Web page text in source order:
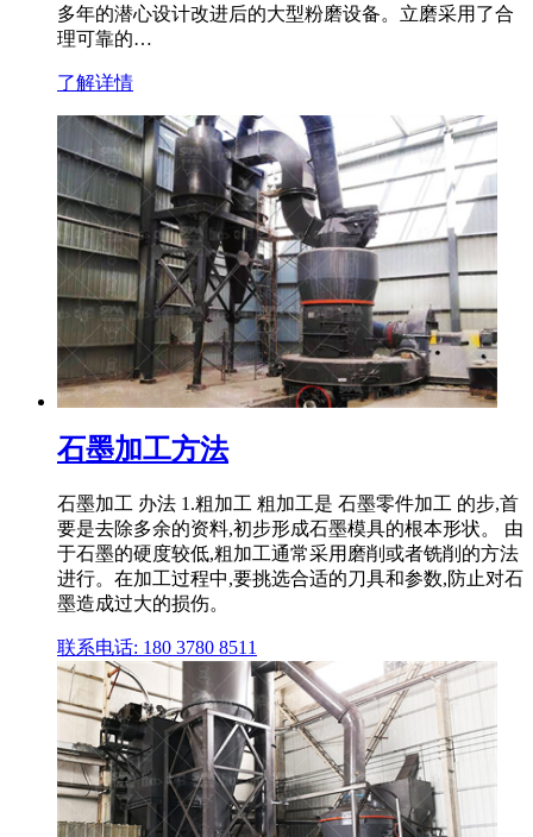
多年的潜心设计改进后的大型粉磨设备。立磨采用了合
理可靠的…
了解详情
石墨加工方法
石墨加工 办法 1.粗加工 粗加工是 石墨零件加工 的步,首
要是去除多余的资料,初步形成石墨模具的根本形状。 由
于石墨的硬度较低,粗加工通常采用磨削或者铣削的方法
进行。在加工过程中,要挑选合适的刀具和参数,防止对石
墨造成过大的损伤。
联系电话: 180 3780 8511